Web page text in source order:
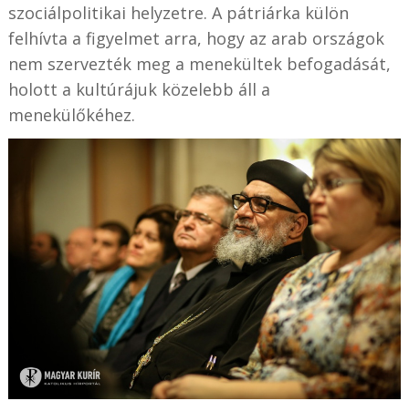
szociálpolitikai helyzetre. A pátriárka külön
felhívta a figyelmet arra, hogy az arab országok
nem szervezték meg a menekültek befogadását,
holott a kultúrájuk közelebb áll a
menekülőkéhez.